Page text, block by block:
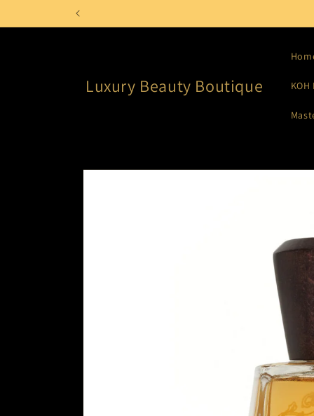
content
Luxury Beauty Boutique